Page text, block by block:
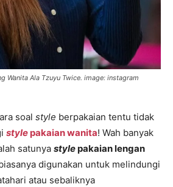
Wanita Ala Tzuyu Twice. image: instagram
soal style berpakaian tentu tidak
style pakaian wanita! Wah banyak
satunya stylepakaian lengan
digunakan untuk melindungi
atau sebaliknya